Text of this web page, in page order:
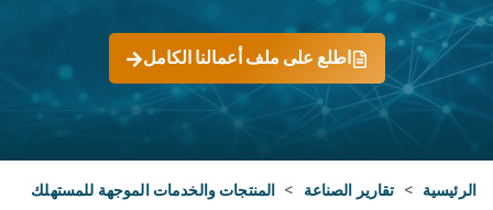
اطلع على ملف أعمالنا الكامل
الرئيسية > تقارير الصناعة > المنتجات والخدمات الموجهة للمستهلك